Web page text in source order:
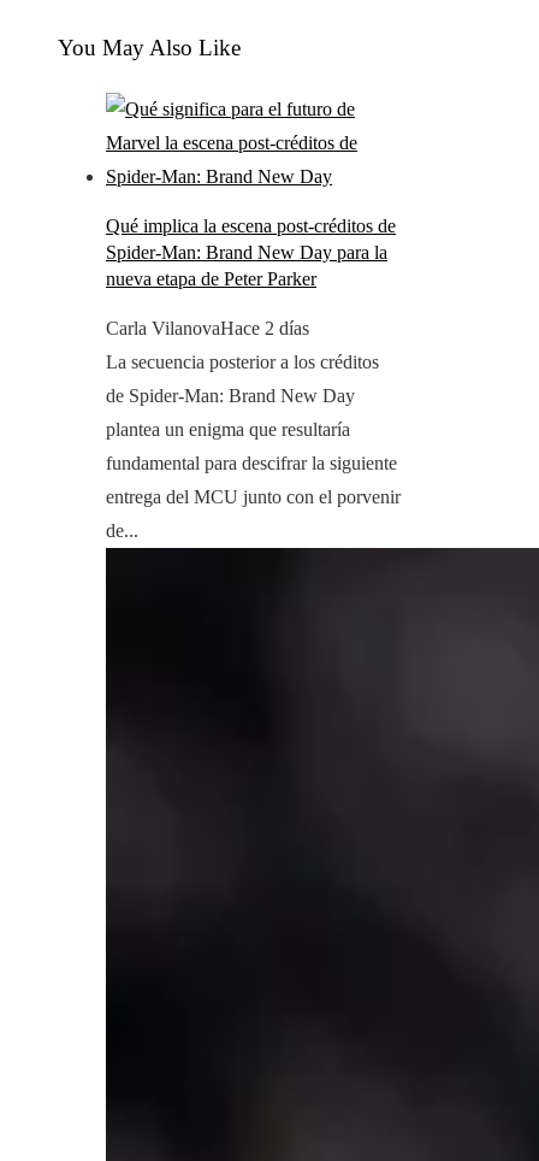
You May Also Like
Qué implica la escena post-créditos de
Spider-Man: Brand New Day para la
nueva etapa de Peter Parker
Carla VilanovaHace 2 días
La secuencia posterior a los créditos
de Spider-Man: Brand New Day
plantea un enigma que resultaría
fundamental para descifrar la siguiente
entrega del MCU junto con el porvenir
de...